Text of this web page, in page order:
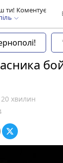
ти! Коментує
20 хвилин